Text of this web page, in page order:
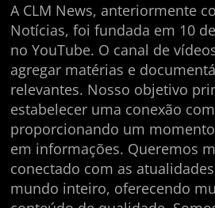
A CLM News, anteriormente
Notícias, foi fundada em 10
no YouTube. O canal de
agregar matérias e
relevantes. Nosso objetivo
estabelecer uma conexão
proporcionando um
em informações. Queremos
conectado com as
mundo inteiro, oferecendo